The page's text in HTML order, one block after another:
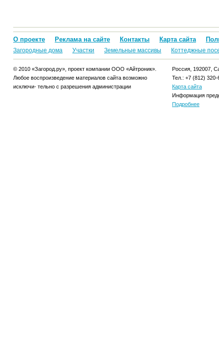
О проекте Реклама на сайте Контакты Карта сайта
Загородные дома Участки Земельные массивы Коттеджные
© 2010 «Загород.ру», проект компании ООО «Айтроник».
Любое воспроизведение материалов сайта возможно
исключи- тельно с разрешения администрации
Россия, 192007,
Тел.: +7 (812) 320-
Карта сайта
Информация
Подробнее